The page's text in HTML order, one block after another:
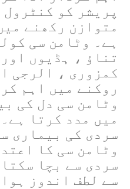
پریشر کو
متوازن رکھنے
ہے۔ وٹامن سی
تناؤ ، ہڈیوں
کمزوری ، الرجی
روکنے میں اہم
وٹامن سی دل کی
میں مدد کرتا
سردی کی بیماری
وٹامن سی کا
سردی سے بچا
سے لطف اندوز